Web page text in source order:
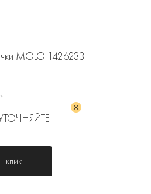
MOLO 1426233
клик